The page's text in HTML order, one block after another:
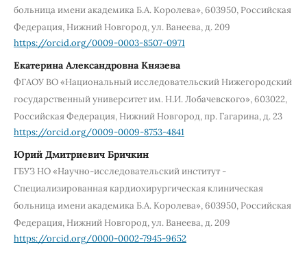
больница имени академика Б.А. Королева», 603950, Российская
Федерация, Нижний Новгород, ул. Ванеева, д. 209
https://orcid.org/0009-0003-8507-0971
Екатерина Александровна Князева
ФГАОУ ВО «Национальный исследовательский Нижегородский
государственный университет им. Н.И. Лобачевского», 603022,
Российская Федерация, Нижний Новгород, пр. Гагарина, д. 23
https://orcid.org/0009-0009-8753-4841
Юрий Дмитриевич Бричкин
ГБУЗ НО «Научно-исследовательский институт -
Специализированная кардиохирургическая клиническая
больница имени академика Б.А. Королева», 603950, Российская
Федерация, Нижний Новгород, ул. Ванеева, д. 209
https://orcid.org/0000-0002-7945-9652